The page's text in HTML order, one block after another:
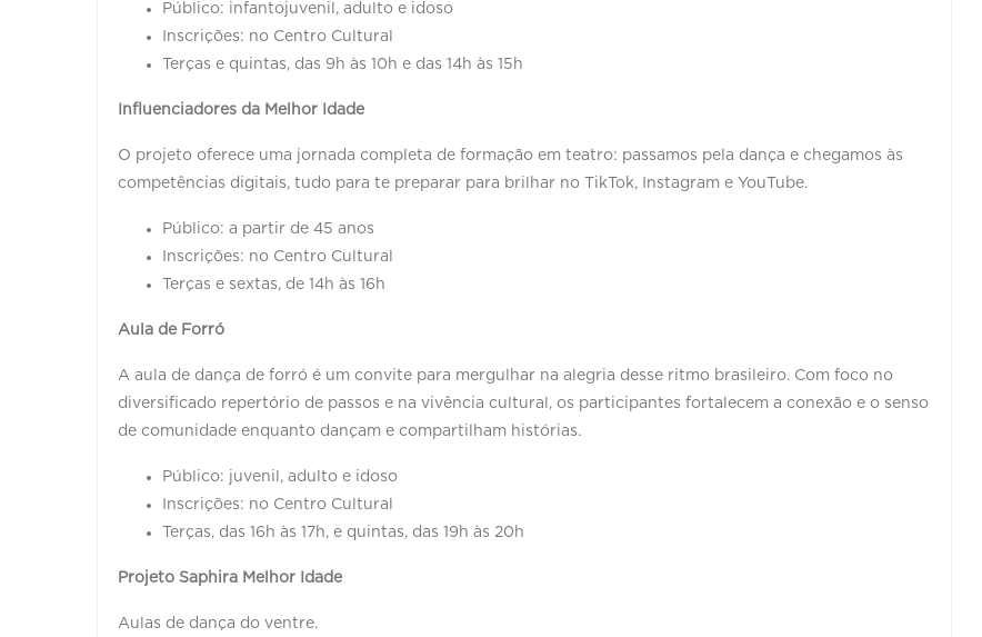
Público: infantojuvenil, adulto e idoso
Inscrições: no Centro Cultural
Terças e quintas, das 9h às 10h e das 14h às 15h
Influenciadores da Melhor Idade
O projeto oferece uma jornada completa de formação em teatro: passamos pela dança e chegamos às
competências digitais, tudo para te preparar para brilhar no TikTok, Instagram e YouTube.
Público: a partir de 45 anos
Inscrições: no Centro Cultural
Terças e sextas, de 14h às 16h
Aula de Forró
A aula de dança de forró é um convite para mergulhar na alegria desse ritmo brasileiro. Com foco no
diversificado repertório de passos e na vivência cultural, os participantes fortalecem a conexão e o senso
de comunidade enquanto dançam e compartilham histórias.
Público: juvenil, adulto e idoso
Inscrições: no Centro Cultural
Terças, das 16h às 17h, e quintas, das 19h às 20h
Projeto Saphira Melhor Idade
Aulas de dança do ventre.